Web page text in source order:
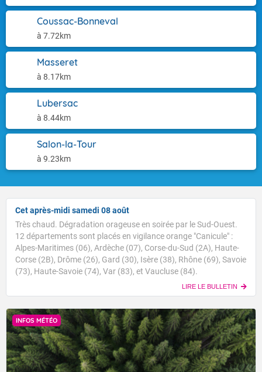
Coussac-Bonneval
à 7.72km
Masseret
à 8.17km
Lubersac
à 8.44km
Salon-la-Tour
à 9.23km
Cet après-midi samedi 08 août
Très chaud. Dégradation orageuse en soirée par le Sud-Ouest.
12 départements sont placés en vigilance orange "Canicule" :
Alpes-Maritimes (06), Ardèche (07), Corse-du-Sud (2A), Haute-
Corse (2B), Drôme (26), Gard (30), Isère (38), Rhône (69), Savoie
(73), Haute-Savoie (74), Var (83), et Vaucluse (84).
LIRE LE BULLETIN
INFOS MÉTÉO